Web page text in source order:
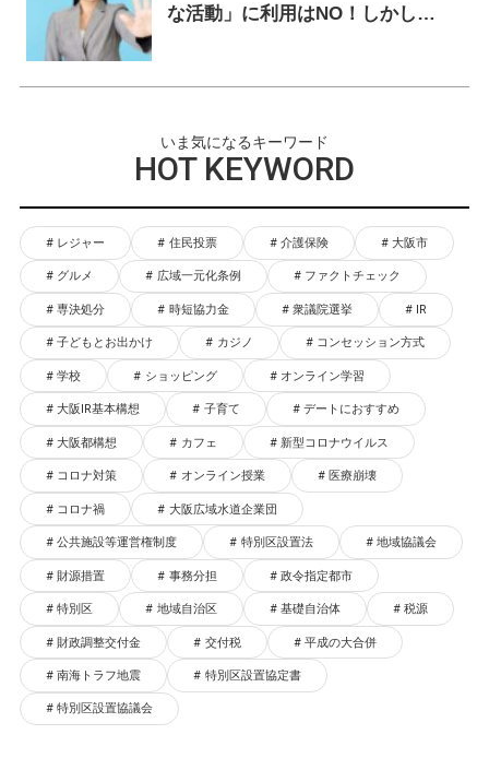
な活動」に利用はNO！しかし…
いま気になるキーワード
HOT KEYWORD
レジャー 住民投票 介護保険 大阪市
グルメ 広域一元化条例 ファクトチェック
専決処分 時短協力金 衆議院選挙 IR
子どもとお出かけ カジノ コンセッション方式
学校 ショッピング オンライン学習
大阪IR基本構想 子育て デートにおすすめ
大阪都構想 カフェ 新型コロナウイルス
コロナ対策 オンライン授業 医療崩壊
コロナ禍 大阪広域水道企業団
公共施設等運営権制度 特別区設置法 地域協議会
財源措置 事務分担 政令指定都市
特別区 地域自治区 基礎自治体 税源
財政調整交付金 交付税 平成の大合併
南海トラフ地震 特別区設置協定書
特別区設置協議会